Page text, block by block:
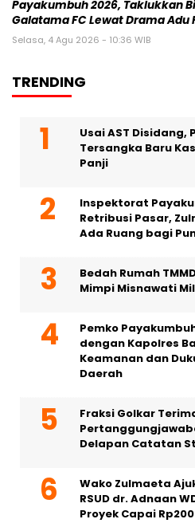
Payakumbuh 2026, Taklukkan
Galatama FC Lewat Drama Adu
Selasa, 4 Agu 2026 - 10:36 WIB
TRENDING
Usai AST Disidang,
Tersangka Baru
Panji
Inspektorat
Retribusi Pasar,
Ada Ruang bagi
Bedah Rumah
Mimpi Misnawati
Pemko
dengan Kapolres
Keamanan dan
Daerah
Fraksi Golkar
Delapan Catatan
Wako Zulmaeta
RSUD dr. Adnaan
Proyek Capai